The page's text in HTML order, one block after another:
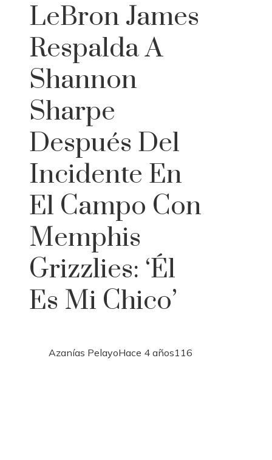
LeBron James
Respalda A
Shannon
Sharpe
Después Del
Incidente En
El Campo Con
Memphis
Grizzlies: ‘Él
Es Mi Chico’
Azanías PelayoHace 4 años116